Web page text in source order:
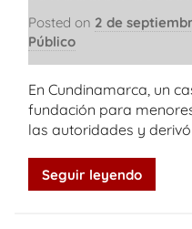
Posted on 2 de
Público
En Cundinamarca, un
fundación para
las autoridades y
Seguir leyendo